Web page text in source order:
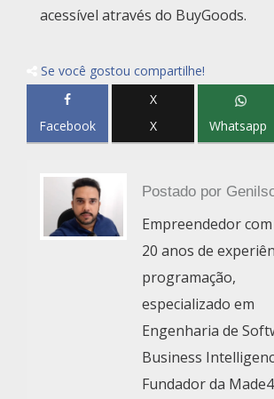
acessível através do BuyGoods.
Se você gostou compartilhe!
Facebook
X
X
Whatsapp
Postado por
Empreendedor
20 anos de
programação,
especializado em
Engenharia de
Business
Fundador da